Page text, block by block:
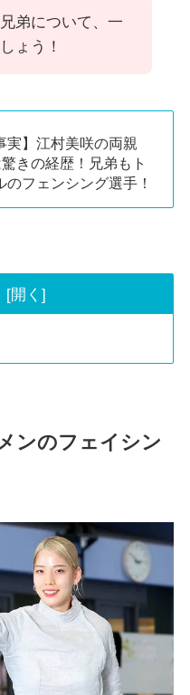
弟について、一
ょう！
実】江村美咲の両親
きの経歴！兄弟もト
のフェンシング選手！
ンのフェイシン